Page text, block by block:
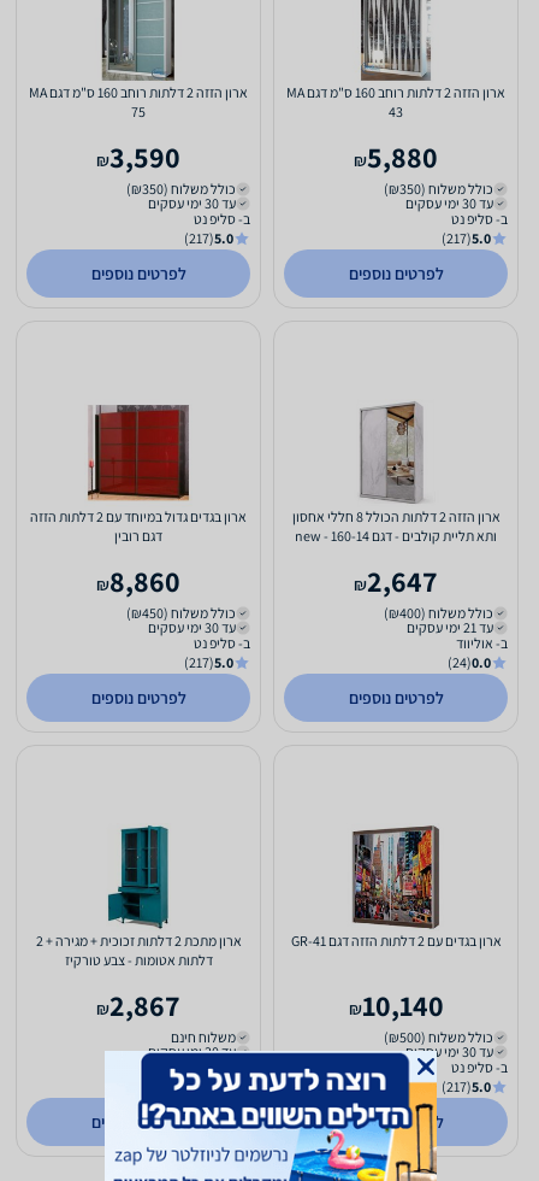
ארון הזזה 2 דלתות רוחב 160 ס"מ דגם MA
43
5,880
₪
כולל משלוח (₪350)
עד 30 ימי עסקים
ב- סליפ נט
5.0
(217)
לפרטים נוספים
ארון הזזה 2 דלתות רוחב 160 ס"מ דגם MA
75
3,590
₪
כולל משלוח (₪350)
עד 30 ימי עסקים
ב- סליפ נט
5.0
(217)
לפרטים נוספים
ארון הזזה 2 דלתות הכולל 8 חללי אחסון
ותא תליית קולבים - דגם 160-14 - new
2,647
₪
כולל משלוח (₪400)
עד 21 ימי עסקים
ב- אוליווד
0.0
(24)
לפרטים נוספים
ארון בגדים גדול במיוחד עם 2 דלתות הזזה
דגם רובין
8,860
₪
כולל משלוח (₪450)
עד 30 ימי עסקים
ב- סליפ נט
5.0
(217)
לפרטים נוספים
ארון בגדים עם 2 דלתות הזזה דגם GR-41
10,140
₪
כולל משלוח (₪500)
עד 30 ימי עסקים
ב- סליפ נט
5.0
(217)
לפרטים נוספים
ארון מתכת 2 דלתות זכוכית + מגירה + 2
דלתות אטומות - צבע טורקיז
2,867
₪
משלוח חינם
עד 30 ימי עסקים
ב- יהלום
1.0
(45)
לפרטים נוספים